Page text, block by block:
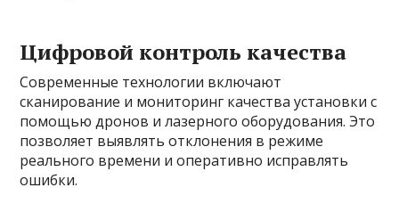
Цифровой контроль качества
Современные технологии включают
сканирование и мониторинг качества установки с
помощью дронов и лазерного оборудования. Это
позволяет выявлять отклонения в режиме
реального времени и оперативно исправлять
ошибки.